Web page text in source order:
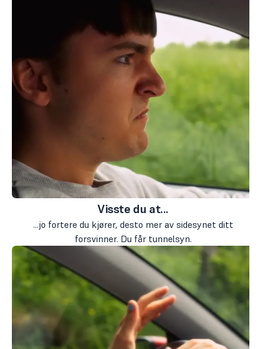
Visste du at...
...jo fortere du kjører, desto mer av sidesynet ditt
forsvinner. Du får tunnelsyn.